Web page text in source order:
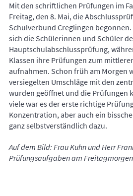
Mit den schriftlichen Prüfungen im
Freitag, den 8. Mai, die
Schulverbund Creglingen
sich die Schülerinnen und Schüler
Hauptschulabschlussprüfung,
Klassen ihre Prüfungen zum
aufnahmen. Schon früh am Morgen
versiegelten Umschläge mit den
wurden geöffnet und die Prüfungen
viele war es der erste richtige
Konzentration, aber auch ein
ganz selbstverständlich dazu.
Auf dem Bild: Frau Kuhn und Herr
Prüfungsaufgaben am